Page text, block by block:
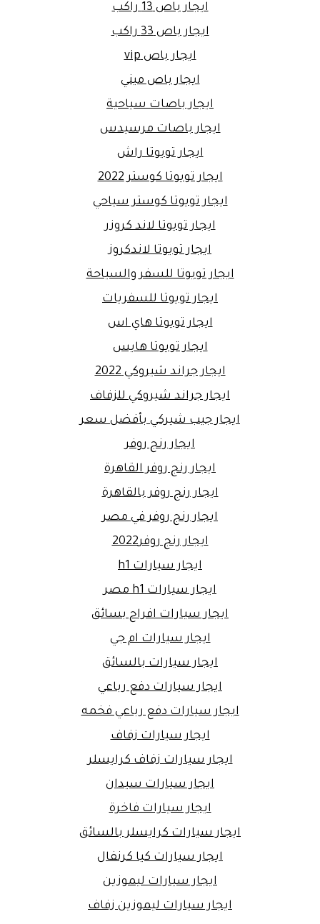
ايجار باص 13 راكب
ايجار باص 33 راكب
ايجار باص vip
ايجار باص ميني
ايجار باصات سياحية
ايجار باصات مرسيدس
ايجار تويوتا راش
ايجار تويوتا كوستر 2022
ايجار تويوتا كوستر سياحي
ايجار تويوتا لاند كروزر
ايجار تويوتا لاندكروز
ايجار تويوتا للسفر والسياحة
ايجار تويوتا للسفريات
ايجار تويوتا هاي اس
ايجار تويوتا هايس
ايجار جراند شيروكي 2022
ايجار جراند شيروكي للزفاف
ايجار جيب شيركي بأفضل سعر
ايجار رنج روفر
ايجار رنج روفر القاهرة
ايجار رنج روفر بالقاهرة
ايجار رنج روفر في مصر
ايجار رنج روفر2022
ايجار سيارات h1
ايجار سيارات h1 مصر
ايجار سيارات افراح بسائق
ايجار سيارات ام جي
ايجار سيارات بالسائق
ايجار سيارات دفع رباعي
ايجار سيارات دفع رباعي فخمه
ايجار سيارات زفاف
ايجار سيارات زفاف كرايسلر
ايجار سيارات سيدان
ايجار سيارات فاخرة
ايجار سيارات كرايسلر بالسائق
ايجار سيارات كيا كرنفال
ايجار سيارات ليموزين
ايجار سيارات ليموزين زفاف